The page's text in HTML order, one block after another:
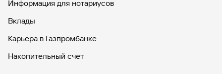
сделки. Депозитарная комиссия и комиссия биржи
удержание расходов, подлежащих возмещению, а
клиента в безакцептном порядке с инвестиционного
Информация для нотариусов
Вклады
Карьера в Газпромбанке
Накопительный счет